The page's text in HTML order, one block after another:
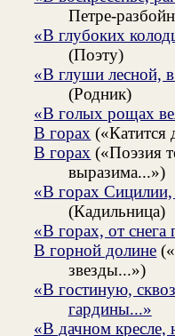
Петре-
«В глубоких
(Поэту)
«В глуши лесной,
(Родник)
«В голых рощах
В горах («Катится
В горах («Поэзия
выразима...»)
«В горах
(Кадильница)
«В горах, от
В горной долине
звезды...»)
«В гостиную,
гардины...»
«В дачном кресле,